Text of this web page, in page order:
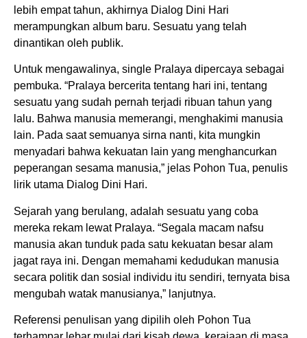
lebih empat tahun, akhirnya Dialog Dini Hari
merampungkan album baru. Sesuatu yang telah
dinantikan oleh publik.
Untuk mengawalinya, single Pralaya dipercaya sebagai
pembuka. “Pralaya bercerita tentang hari ini, tentang
sesuatu yang sudah pernah terjadi ribuan tahun yang
lalu. Bahwa manusia memerangi, menghakimi manusia
lain. Pada saat semuanya sirna nanti, kita mungkin
menyadari bahwa kekuatan lain yang menghancurkan
peperangan sesama manusia,” jelas Pohon Tua, penulis
lirik utama Dialog Dini Hari.
Sejarah yang berulang, adalah sesuatu yang coba
mereka rekam lewat Pralaya. “Segala macam nafsu
manusia akan tunduk pada satu kekuatan besar alam
jagat raya ini. Dengan memahami kedudukan manusia
secara politik dan sosial individu itu sendiri, ternyata bisa
mengubah watak manusianya,” lanjutnya.
Referensi penulisan yang dipilih oleh Pohon Tua